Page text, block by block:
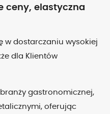
ceny, elastyczna
w dostarczaniu wysokiej
dla Klientów
gastronomicznej,
oferując